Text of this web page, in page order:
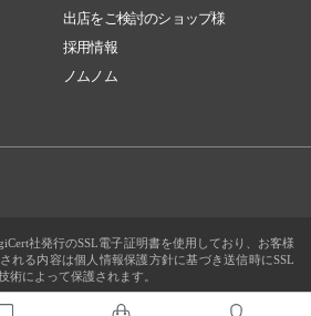
出店をご検討のショップ様
採用情報
ノムノム
社発行のSSL電子証明書を使用しており、お客様
れる内容は個人情報保護方針に基づき送信時にSSL
術によって保護されます。